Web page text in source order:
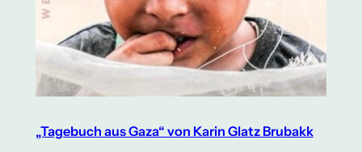
„Tagebuch aus Gaza“ von Karin Glatz Brubakk